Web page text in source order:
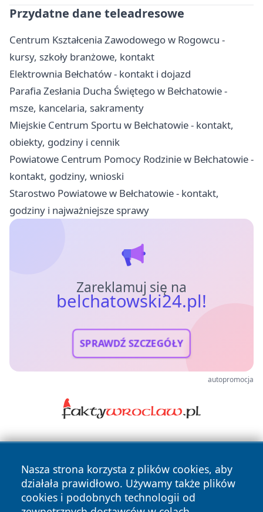
Przydatne dane teleadresowe
Centrum Kształcenia Zawodowego w Rogowcu -
kursy, szkoły branżowe, kontakt
Elektrownia Bełchatów - kontakt i dojazd
Parafia Zesłania Ducha Świętego w Bełchatowie -
msze, kancelaria, sakramenty
Miejskie Centrum Sportu w Bełchatowie - kontakt,
obiekty, godziny i cennik
Powiatowe Centrum Pomocy Rodzinie w Bełchatowie -
kontakt, godziny, wnioski
Starostwo Powiatowe w Bełchatowie - kontakt,
godziny i najważniejsze sprawy
Zareklamuj się na
belchatowski24.pl!
SPRAWDŹ SZCZEGÓŁY
autopromocja
Nasza strona korzysta z plików cookies, aby
działała prawidłowo. Używamy także plików
cookies i podobnych technologii od